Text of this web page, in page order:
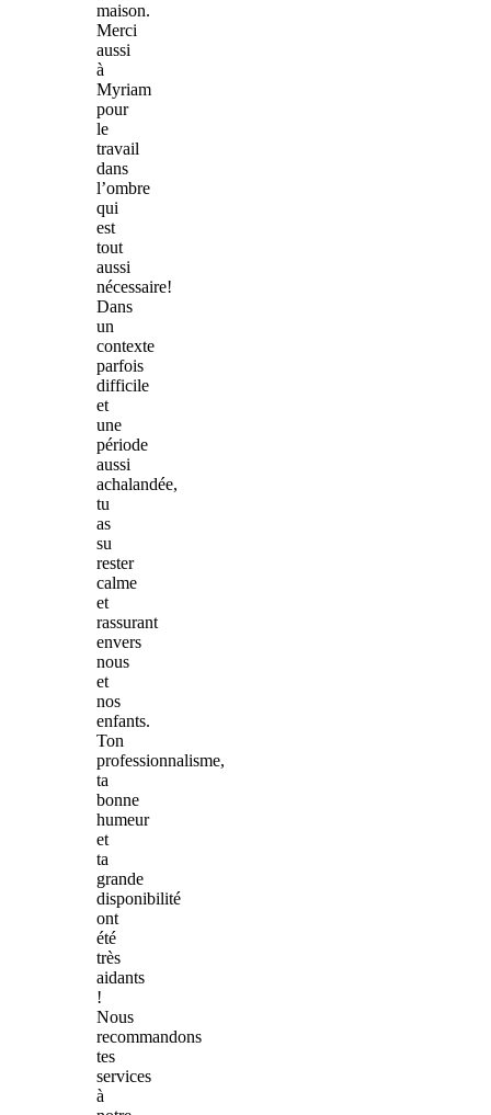
maison.
Merci
aussi
à
Myriam
pour
le
travail
dans
l’ombre
qui
est
tout
aussi
nécessaire!
Dans
un
contexte
parfois
difficile
et
une
période
aussi
achalandée,
tu
as
su
rester
calme
et
rassurant
envers
nous
et
nos
enfants.
Ton
professionnalisme,
ta
bonne
humeur
et
ta
grande
disponibilité
ont
été
très
aidants
!
Nous
recommandons
tes
services
à